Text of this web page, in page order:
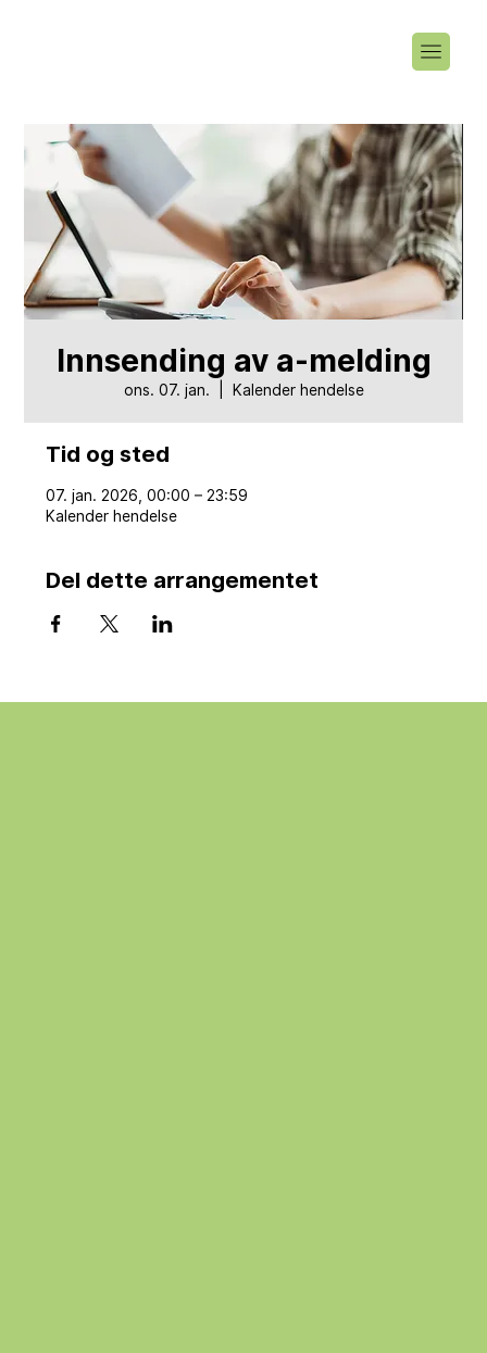
Innsending av a-melding
ons. 07. jan. Kalender hendelse
Tid og sted
07. jan. 2026, 00:00 – 23:59
Kalender hendelse
Del dette arrangementet